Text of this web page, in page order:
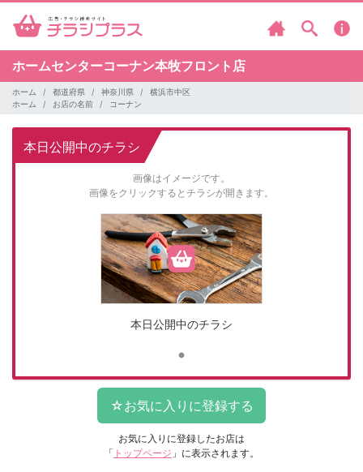
ホームセンターコーナン本牧フロント店
ホーム 都道府県 神奈川県
横浜市中区
ホーム
お店の名前 コーナン
本日公開中のチラシ
画像はイメージです。
画像をクリックするとチラシが開きます。
本日公開中のチラシ
お気に入りに登録したお店は
「 トップページ 」に表示されます。